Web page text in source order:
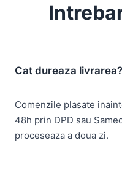
Cat dureaza livrarea?
Comenzile plasate
48h prin DPD sau
proceseaza a doua zi.